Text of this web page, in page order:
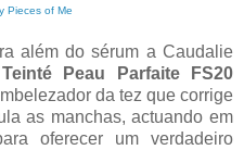
Pieces of Me
além do sérum a Caudalie
Peau Parfaite FS20
da tez que corrige
as manchas, actuando em
oferecer um verdadeiro